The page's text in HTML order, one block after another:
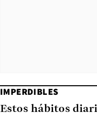
IMPERDIBLES
Estos hábitos